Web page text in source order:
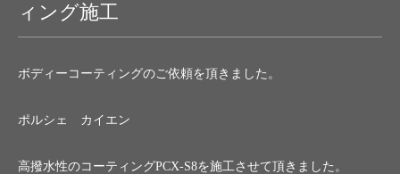
ィング施工
ボディーコーティングのご依頼を頂きました。
ポルシェ カイエン
高撥水性のコーティングPCX-S8を施工させて頂きました。